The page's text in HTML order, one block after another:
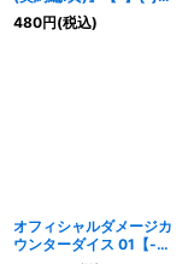
《サプライ》
480円(税込)
オフィシャルダメージカ
ウンターダイス 01【-】